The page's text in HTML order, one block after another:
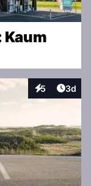
Kaum
5
Interaktionen
3d